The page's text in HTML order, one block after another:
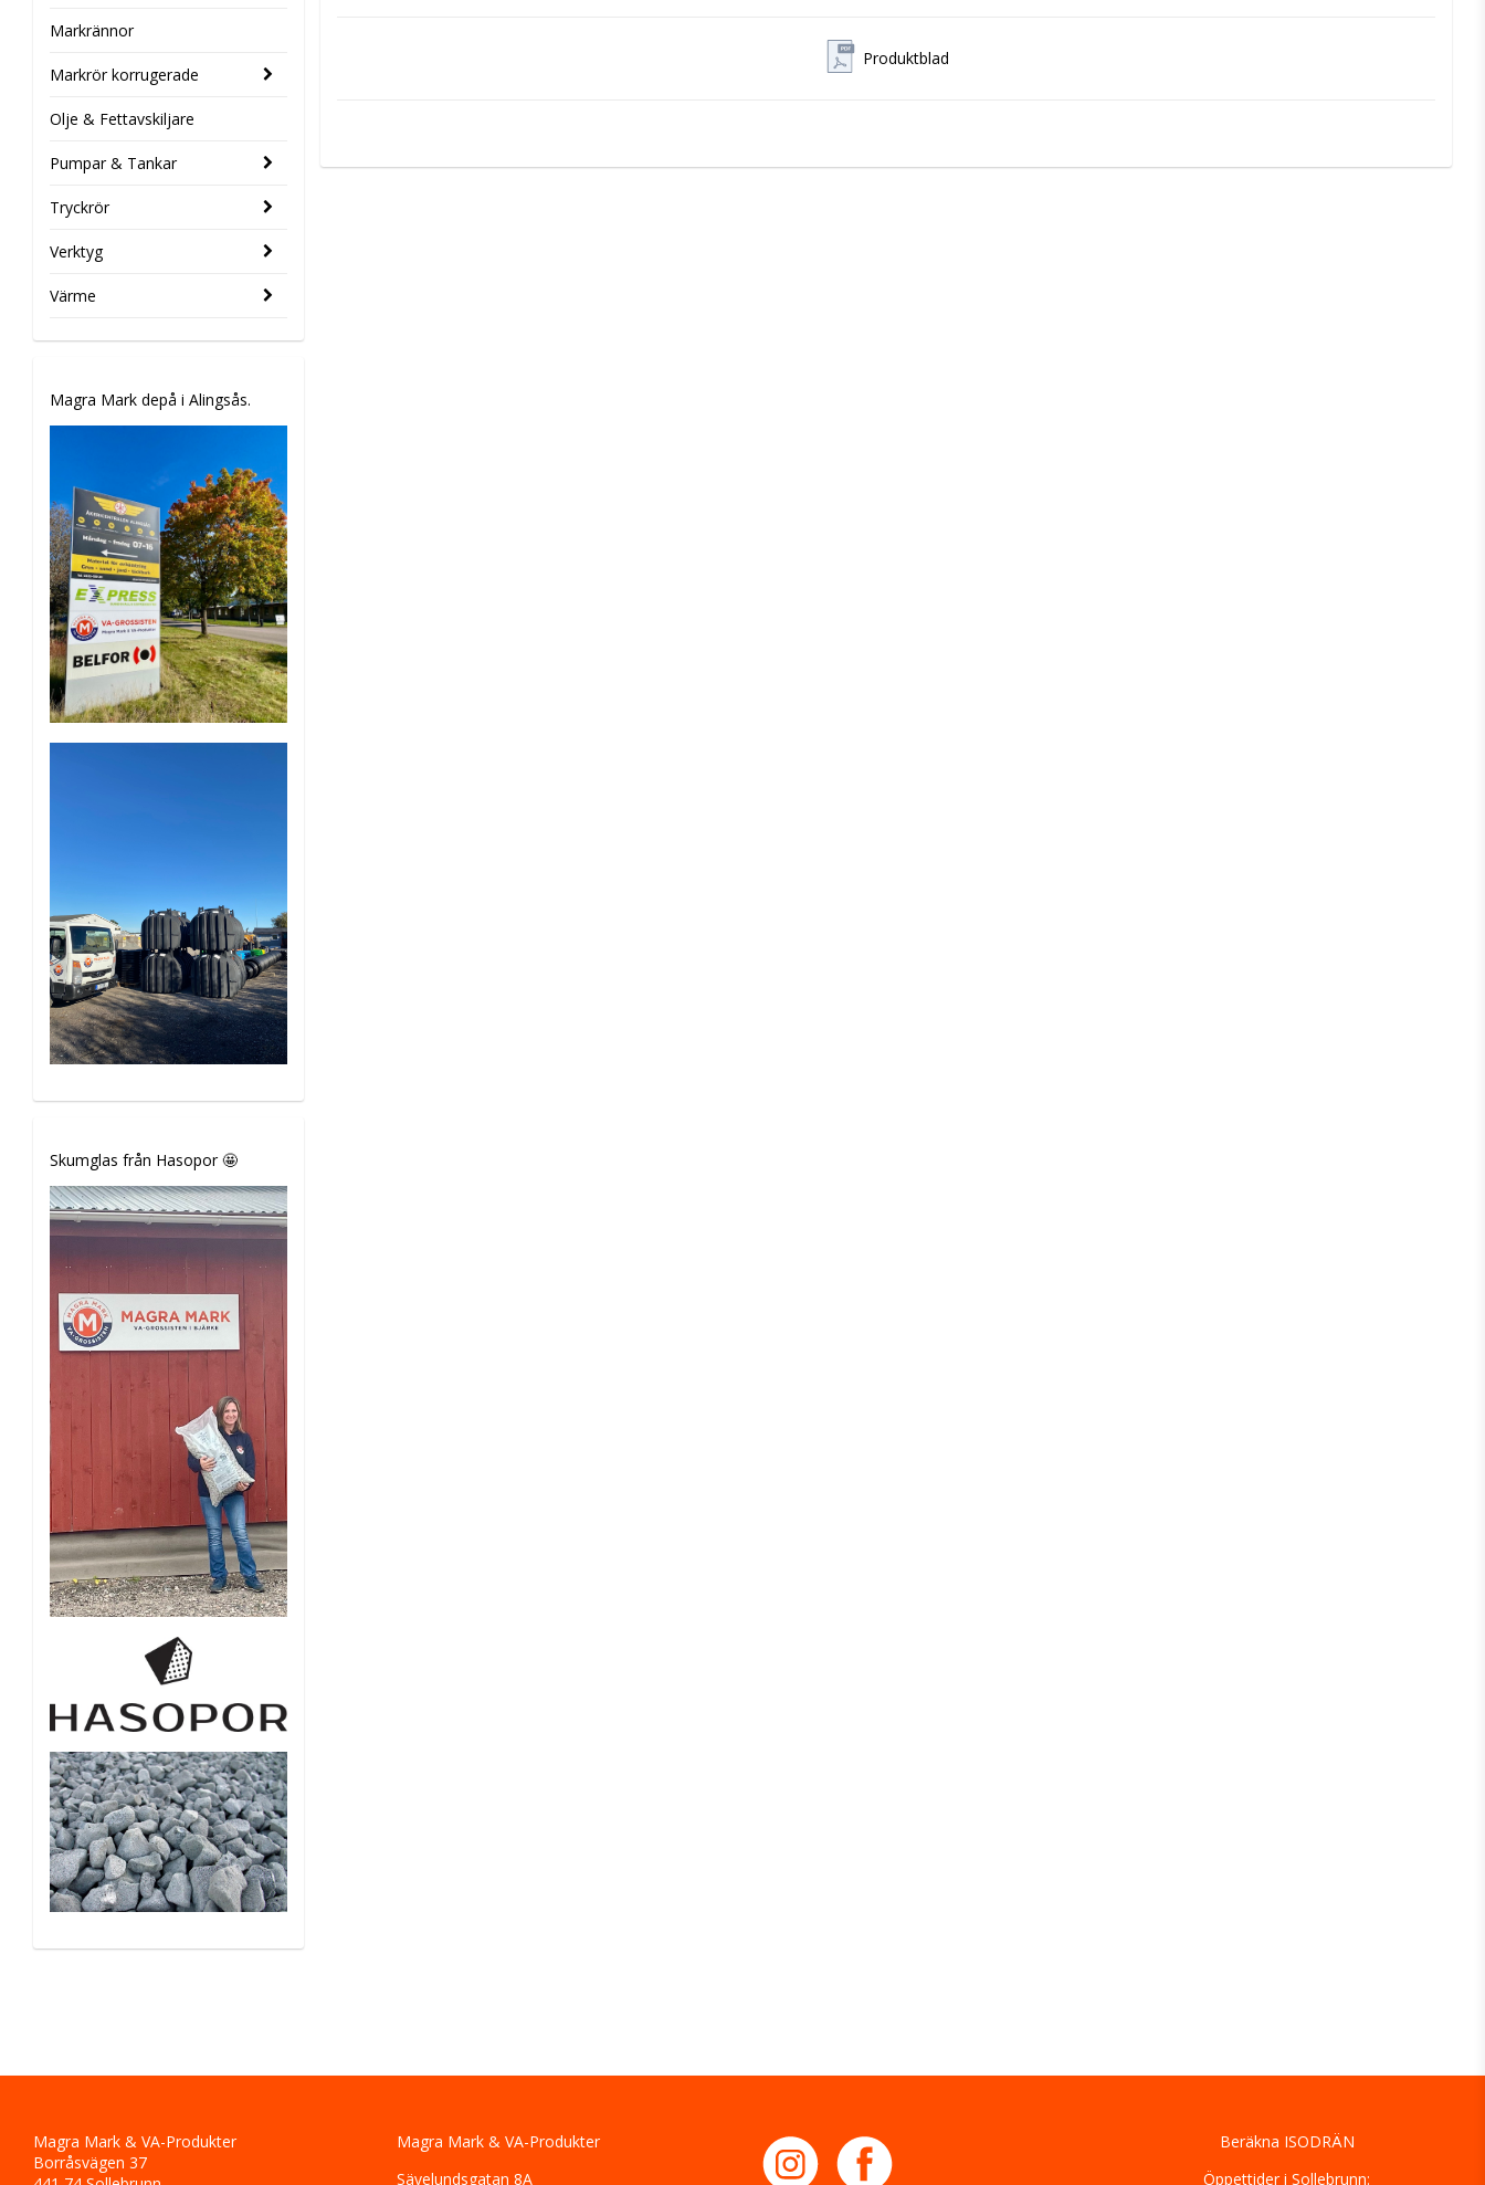
Markrännor
Markrör korrugerade
Olje & Fettavskiljare
Pumpar & Tankar
Tryckrör
Verktyg
Värme
Magra Mark depå i Alingsås.
Skumglas från Hasopor 🤩
Produktblad
Magra Mark & VA-Produkter
Borråsvägen 37
Magra Mark & VA-Produkter
Sävelundsgatan 8A
Beräkna ISODRÄN
Öppettider i Sollebrunn: